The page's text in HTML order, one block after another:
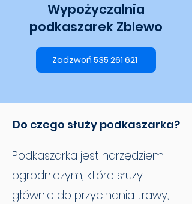
Wypożyczalnia
podkaszarek Zblewo
Zadzwoń 535 261 621
Do czego służy podkaszarka?
Podkaszarka jest narzędziem
ogrodniczym, które służy
głównie do przycinania trawy,